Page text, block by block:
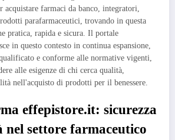
acquistare farmaci da banco, integratori,
parafarmaceutici, trovando in questa
pratica, rapida e sicura. Il portale
in questo contesto in continua espansione,
e conforme alle normative vigenti,
alle esigenze di chi cerca qualità,
nell'acquisto di prodotti per il benessere.
effepistore.it: sicurezza
settore farmaceutico